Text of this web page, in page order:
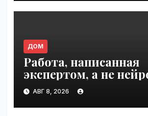
ДОМ
Работа, написанная
экспертом, а не
VseTime.ru
АВГ 8, 2026